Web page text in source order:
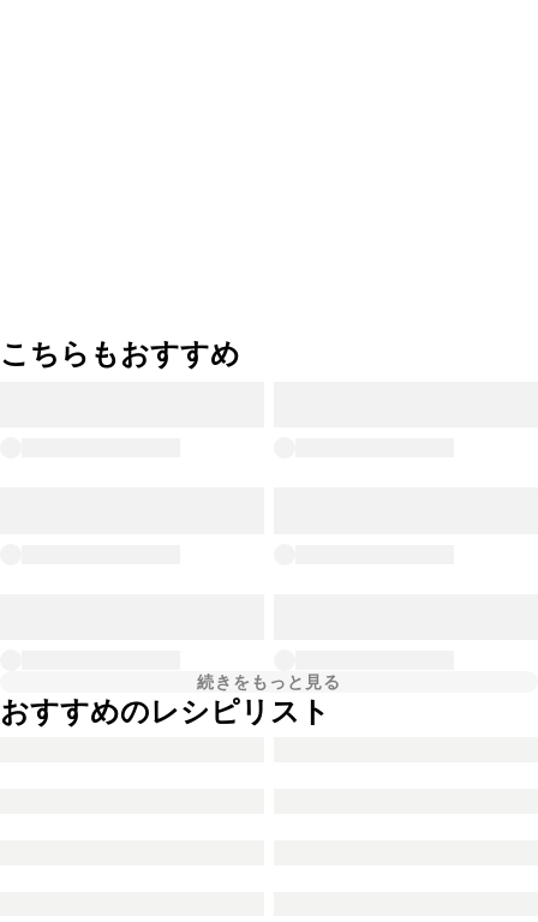
こちらもおすすめ
続きをもっと見る
おすすめのレシピリスト